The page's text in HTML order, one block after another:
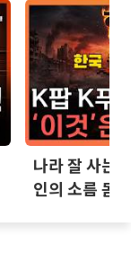
나라 잘 사는
인의 소름 돋